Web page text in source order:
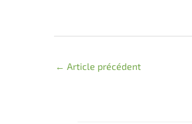
← Article précédent